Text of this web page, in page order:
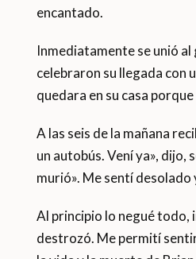
encantado.
Inmediatamente se unió
celebraron su llegada con
quedara en su casa
A las seis de la mañana
un autobús. Vení ya»,
murió». Me sentí
Al principio lo negué todo,
destrozó. Me permití